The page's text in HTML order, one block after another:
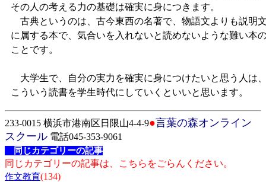
その人の考える力の基礎は確実に身につきます。
古典というのは、古今東西の名著で、物語文よりも説明
に属する本で、気合いを入れないと読めないような難い本
ことです。
大学生で、自分の実力を確実に身につけたいと思う人は
こういう読書を学生時代にしていくといいと思います。
233-0015 横浜市港南区日限山4-4-9●言葉の森オンライン
スクール 電話045-353-9061
同じカテゴリーの記事
同じカテゴリーの記事は、こちらをごらんください。
作文教育(134)